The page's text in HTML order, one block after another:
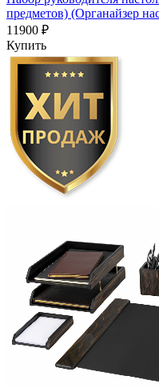
предметов) (Органайзер
11900 ₽
Купить